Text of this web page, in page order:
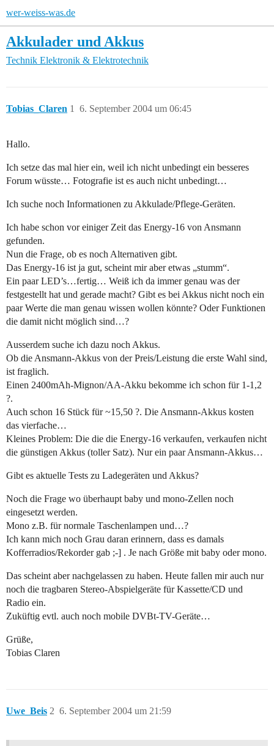
wer-weiss-was.de
Akkulader und Akkus
Technik Elektronik & Elektrotechnik
Tobias_Claren 6. September 2004 um 06:45
1
Hallo.
Ich setze das mal hier ein, weil ich nicht unbedingt ein besseres
Forum wüsste… Fotografie ist es auch nicht unbedingt…
Ich suche noch Informationen zu Akkulade/Pflege-Geräten.
Ich habe schon vor einiger Zeit das Energy-16 von Ansmann
gefunden.
Nun die Frage, ob es noch Alternativen gibt.
Das Energy-16 ist ja gut, scheint mir aber etwas „stumm“.
Ein paar LED’s…fertig… Weiß ich da immer genau was der
festgestellt hat und gerade macht? Gibt es bei Akkus nicht noch ein
paar Werte die man genau wissen wollen könnte? Oder Funktionen
die damit nicht möglich sind…?
Ausserdem suche ich dazu noch Akkus.
Ob die Ansmann-Akkus von der Preis/Leistung die erste Wahl sind,
ist fraglich.
Einen 2400mAh-Mignon/AA-Akku bekomme ich schon für 1-1,2
?.
Auch schon 16 Stück für ~15,50 ?. Die Ansmann-Akkus kosten
das vierfache…
Kleines Problem: Die die die Energy-16 verkaufen, verkaufen nicht
die günstigen Akkus (toller Satz). Nur ein paar Ansmann-Akkus…
Gibt es aktuelle Tests zu Ladegeräten und Akkus?
Noch die Frage wo überhaupt baby und mono-Zellen noch
eingesetzt werden.
Mono z.B. für normale Taschenlampen und…?
Ich kann mich noch Grau daran erinnern, dass es damals
Kofferradios/Rekorder gab ;-] . Je nach Größe mit baby oder mono.
Das scheint aber nachgelassen zu haben. Heute fallen mir auch nur
noch die tragbaren Stereo-Abspielgeräte für Kassette/CD und
Radio ein.
Zuküftig evtl. auch noch mobile DVBt-TV-Geräte…
Grüße,
Tobias Claren
Uwe_Beis 6. September 2004 um 21:59
2